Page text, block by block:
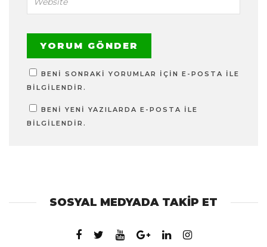
BENI SONRAKI YORUMLAR IÇIN E-POSTA ILE
BILGILENDIR.
BENI YENI YAZILARDA E-POSTA ILE
BILGILENDIR.
SOSYAL MEDYADA TAKIP ET